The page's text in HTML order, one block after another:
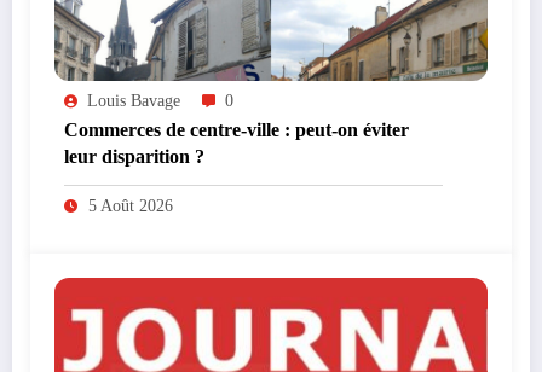
Louis Bavage 0
Commerces de centre-ville : peut-on éviter
leur disparition ?
5 Août 2026